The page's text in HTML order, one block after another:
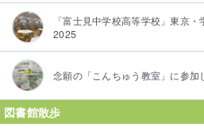
「富士見中学校高等学校」東京
2025
念願の「こんちゅう教室」に参加
図書館散歩